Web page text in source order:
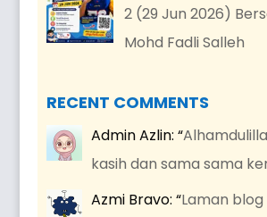
2 (29 Jun 2026)
Mohd Fadli Salleh
RECENT COMMENTS
Admin Azlin: “
kasih dan sama sama
Azmi Bravo: “Laman